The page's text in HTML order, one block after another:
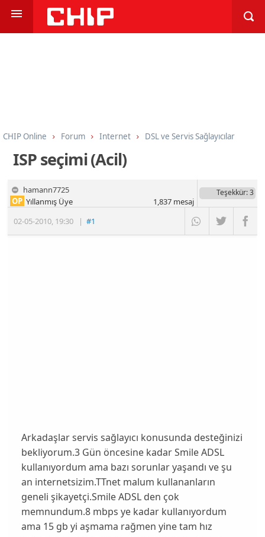
CHIP Online Forum Internet DSL ve Servis Sağlayıcılar
ISP seçimi (Acil)
hamann7725
02-05-2010, 19:30 |#1
OP Yıllanmış Üye
Teşekkür: 3
1,837mesaj
Arkadaşlar servis sağlayıcı konusunda desteğinizi
bekliyorum.3 Gün öncesine kadar Smile ADSL
kullanıyordum ama bazı sorunlar yaşandı ve şu
an internetsizim.TTnet malum kullananların
geneli şikayetçi.Smile ADSL den çok
memnundum.8 mbps ye kadar kullanıyordum
ama 15 gb yi aşmama rağmen yine tam hız